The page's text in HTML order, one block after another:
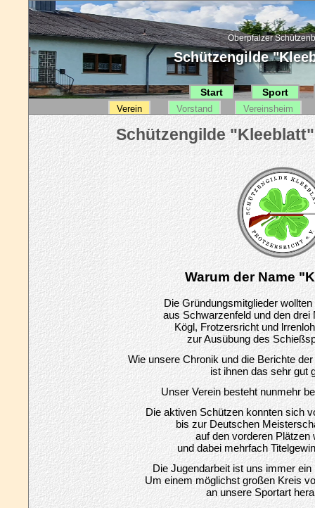
Oberpfälzer
Schützengilde
Start Sport
Verein Vorstand Vereinsheim
Warum der Name
Die Gründungsmitglieder
aus Schwarzenfeld und den drei
Kögl, Frotzersricht und
zur Ausübung des
Wie unsere Chronik und die Berichte
ist ihnen das sehr gut
Unser Verein besteht nunmehr
Die aktiven Schützen konnten sich
bis zur Deutschen
auf den vorderen Plätzen
und dabei mehrfach
Die Jugendarbeit ist uns immer
Um einem möglichst großen Kreis
an unsere Sportart